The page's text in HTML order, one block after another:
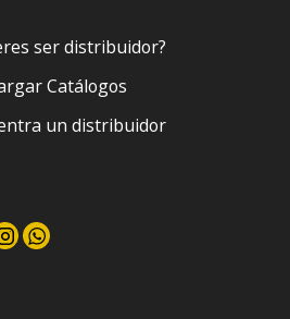
ser distribuidor?
Catálogos
un distribuidor